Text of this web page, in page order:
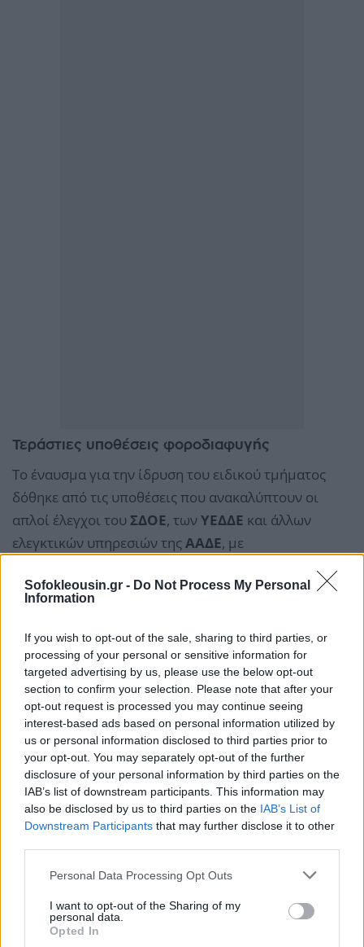
Sofokleousin.gr - Do Not Process My Personal
Information
If you wish to opt-out of the sale, sharing to third parties, or
processing of your personal or sensitive information for
targeted advertising by us, please use the below opt-out
section to confirm your selection. Please note that after your
opt-out request is processed you may continue seeing
interest-based ads based on personal information utilized by
us or personal information disclosed to third parties prior to
your opt-out. You may separately opt-out of the further
disclosure of your personal information by third parties on the
IAB’s list of downstream participants. This information may
also be disclosed by us to third parties on the IAB’s List of
Downstream Participants that may further disclose it to other
Personal Data Processing Opt Outs
I want to opt-out of the Sharing of my
personal data.
Opted In
Τεράστιες υποθέσεις φοροδιαφυγής
Το έναυσμα για την ίδρυση του ειδικού τμήματος
δόθηκε από τις υποθέσεις που ανακαλύπτουν οι
απλοί έλεγχοι του ΣΔΟΕ, τωνΥΕΔΔΕ και άλλων
ελεγκτικών υπηρεσιών της ΑΑΔΕ, με
φαντάσματαοι οποίες πωλούν διάφορα προϊόντα
εργασιών και χωρίς να δηλώνουν και να αποδίδουν
ΦΠΑ ή φυσικά, να πληρώνουν φόρο εισοδήματος.